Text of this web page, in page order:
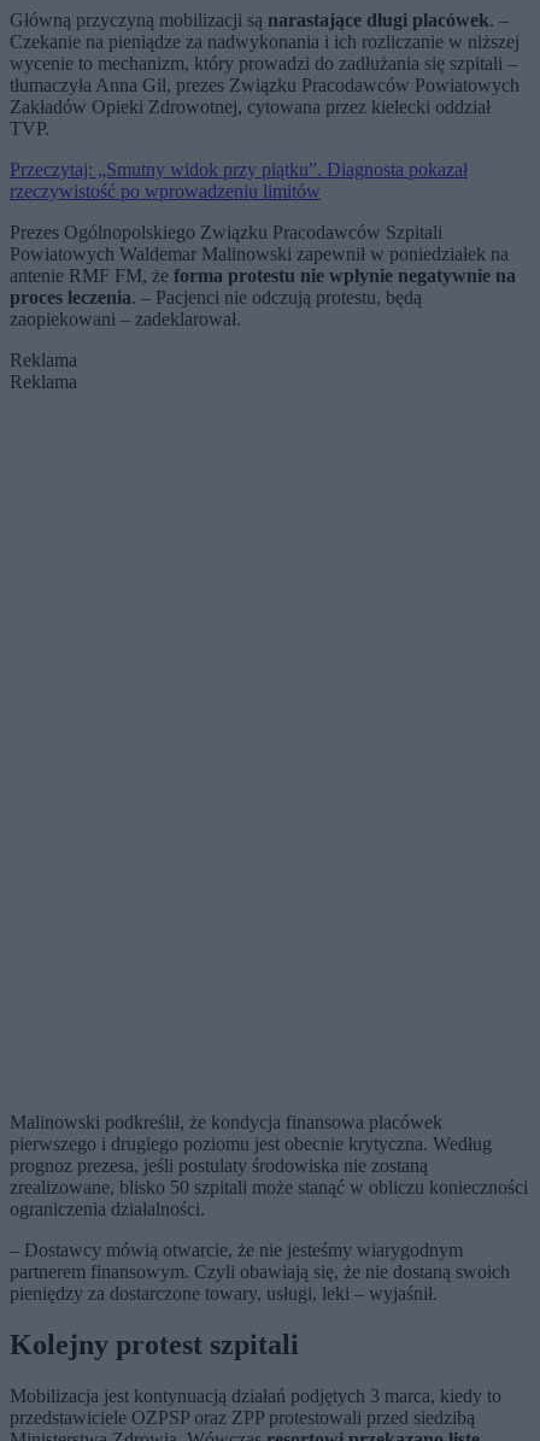
Główną przyczyną mobilizacji są narastające długi placówek. –
Czekanie na pieniądze za nadwykonania i ich rozliczanie w niższej
wycenie to mechanizm, który prowadzi do zadłużania się szpitali –
tłumaczyła Anna Gil, prezes Związku Pracodawców Powiatowych
Zakładów Opieki Zdrowotnej, cytowana przez kielecki oddział
TVP.
Przeczytaj: „Smutny widok przy piątku”. Diagnosta pokazał
rzeczywistość po wprowadzeniu limitów
Prezes Ogólnopolskiego Związku Pracodawców Szpitali
Powiatowych Waldemar Malinowski zapewnił w poniedziałek na
antenie RMF FM, że forma protestu nie wpłynie negatywnie na
proces leczenia. – Pacjenci nie odczują protestu, będą
zaopiekowani – zadeklarował.
Reklama
Reklama
Malinowski podkreślił, że kondycja finansowa placówek
pierwszego i drugiego poziomu jest obecnie krytyczna. Według
prognoz prezesa, jeśli postulaty środowiska nie zostaną
zrealizowane, blisko 50 szpitali może stanąć w obliczu konieczności
ograniczenia działalności.
– Dostawcy mówią otwarcie, że nie jesteśmy wiarygodnym
partnerem finansowym. Czyli obawiają się, że nie dostaną swoich
pieniędzy za dostarczone towary, usługi, leki – wyjaśnił.
Kolejny protest szpitali
Mobilizacja jest kontynuacją działań podjętych 3 marca, kiedy to
przedstawiciele OZPSP oraz ZPP protestowali przed siedzibą